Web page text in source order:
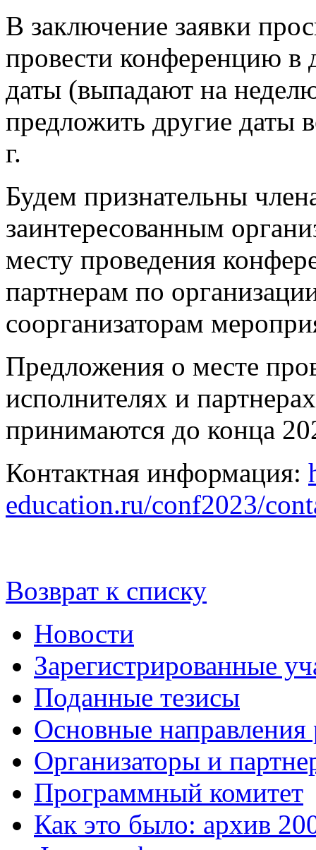
В заключение заявки
провести конференцию в
даты (выпадают на
предложить другие даты
г.
Будем признательны
заинтересованным
месту проведения
партнерам по
соорганизаторам
Предложения о месте
исполнителях и
принимаются до конца
Контактная информация:
education.ru/conf2023/
Возврат к списку
Новости
Зарегистрированные
Поданные тезисы
Основные направления
Организаторы и
Программный комитет
Как это было: архив